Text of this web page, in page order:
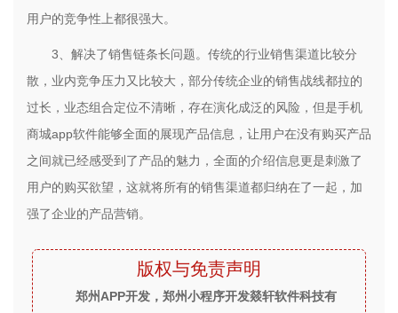
用户的竞争性上都很强大。
3、解决了销售链条长问题。传统的行业销售渠道比较分
散，业内竞争压力又比较大，部分传统企业的销售战线都拉的
过长，业态组合定位不清晰，存在演化成泛的风险，但是手机
商城app软件能够全面的展现产品信息，让用户在没有购买产品
之间就已经感受到了产品的魅力，全面的介绍信息更是刺激了
用户的购买欲望，这就将所有的销售渠道都归纳在了一起，加
强了企业的产品营销。
版权与免责声明
郑州APP开发，郑州小程序开发燚轩软件科技有